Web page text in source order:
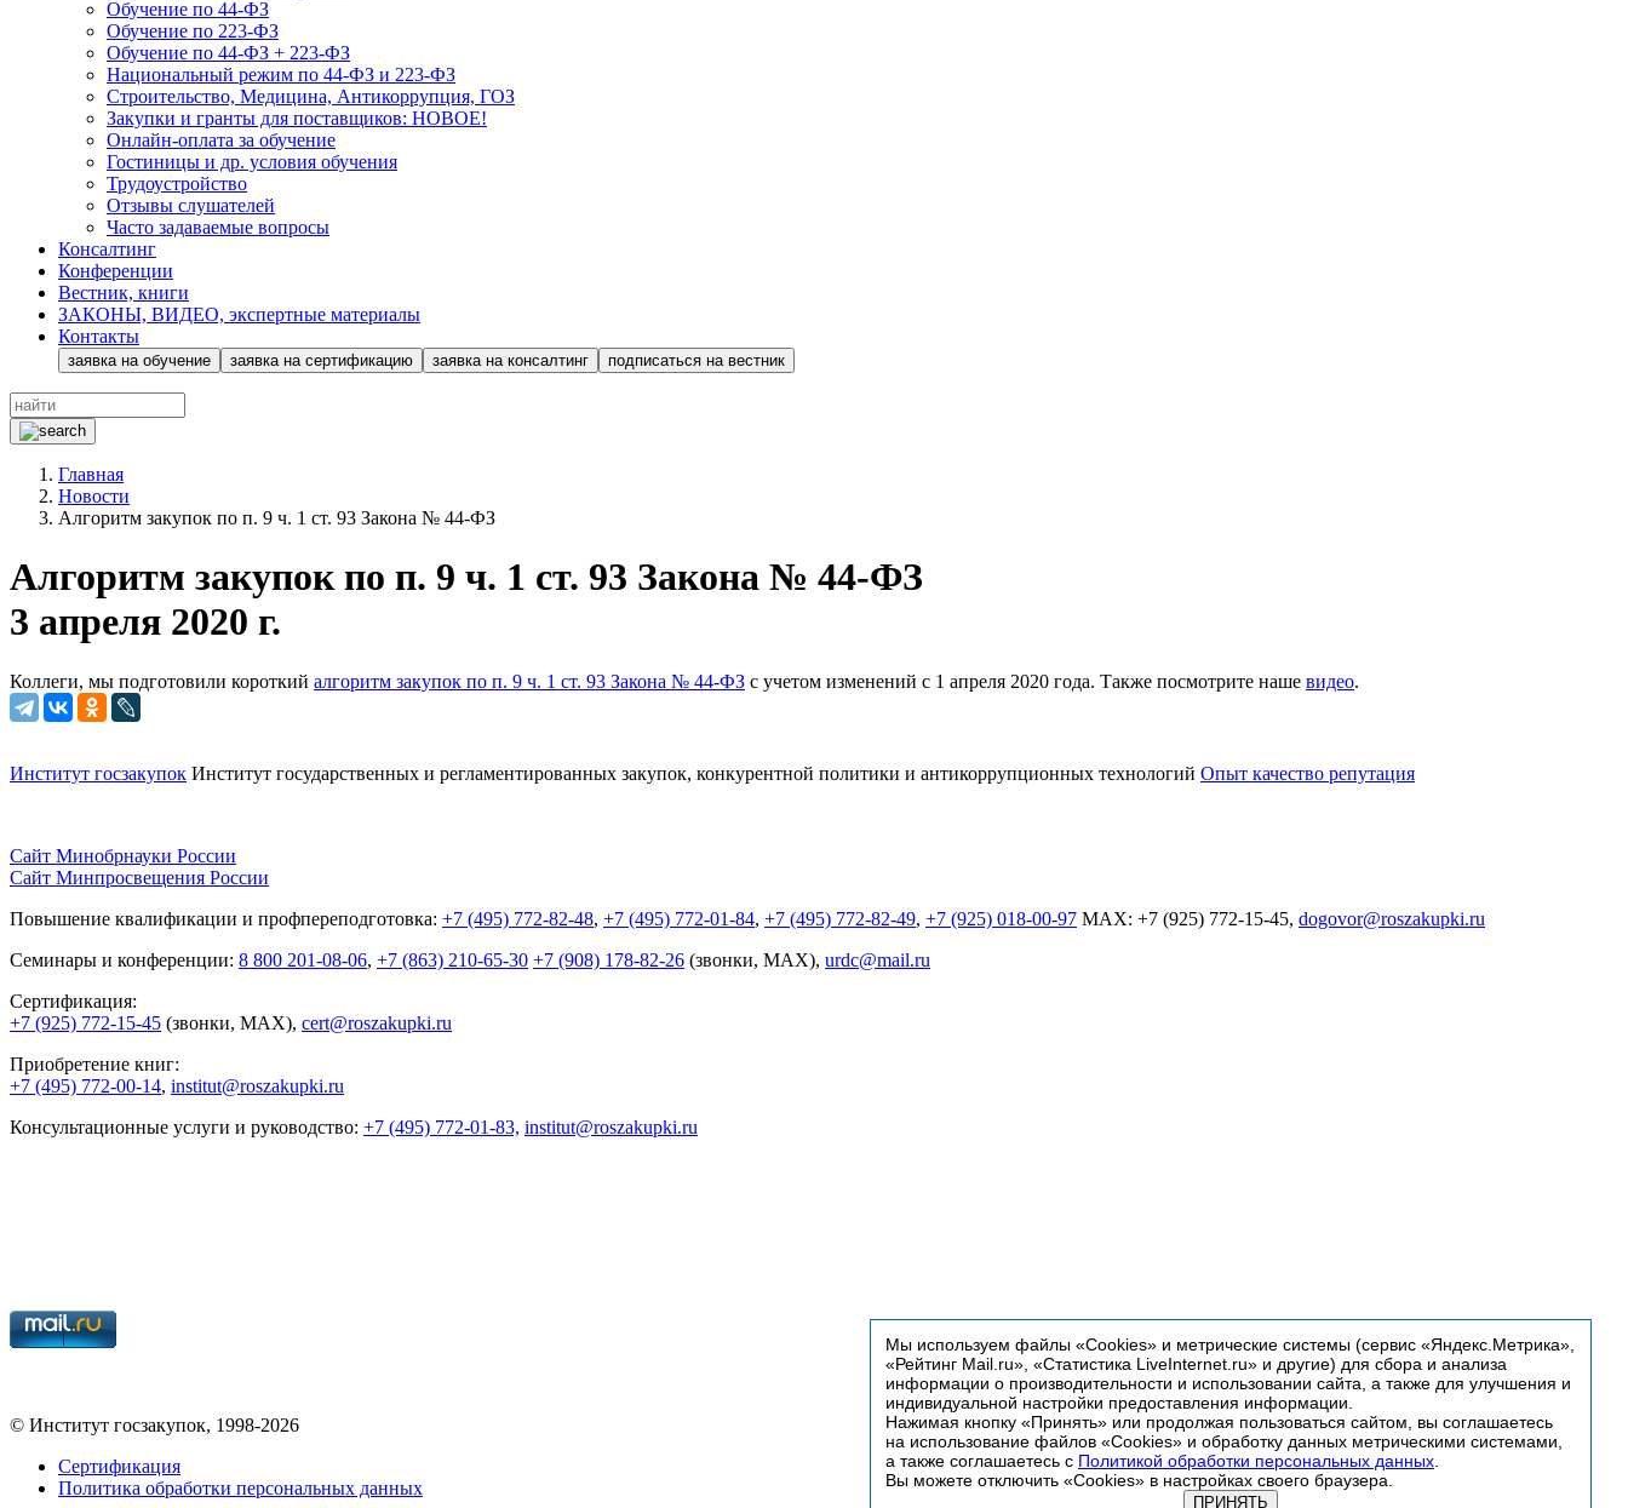
Обучение по 44-ФЗ
Обучение по 223-ФЗ
Обучение по 44-ФЗ + 223-ФЗ
Национальный режим по 44-ФЗ и 223-ФЗ
Строительство, Медицина, Антикоррупция, ГОЗ
Закупки и гранты для поставщиков: НОВОЕ!
Онлайн-оплата за обучение
Гостиницы и др. условия обучения
Трудоустройство
Отзывы слушателей
Часто задаваемые вопросы
Консалтинг
Конференции
Вестник, книги
ЗАКОНЫ, ВИДЕО, экспертные материалы
Контакты
заявка на обучение заявка на сертификацию заявка на консалтинг подписаться на вестник
Главная
Новости
Алгоритм закупок по п. 9 ч. 1 ст. 93 Закона № 44-ФЗ
Алгоритм закупок по п. 9 ч. 1 ст. 93 Закона № 44-ФЗ
3 апреля 2020 г.
Коллеги, мы подготовили короткий алгоритм закупок по п. 9 ч. 1 ст. 93 Закона № 44-ФЗ с учетом изменений с 1 апреля 2020 года. Также посмотрите наше видео.
Институт госзакупок Институт государственных и регламентированных закупок, конкурентной политики и антикоррупционных технологий Опыт качество репутация
Сайт Минобрнауки России
Сайт Минпросвещения России
Повышение квалификации и профпереподготовка: +7 (495) 772-82-48, +7 (495) 772-01-84, +7 (495) 772-82-49, +7 (925) 018-00-97 MAX: +7 (925) 772-15-45, dogovor@roszakupki.ru
Семинары и конференции: 8 800 201-08-06, +7 (863) 210-65-30 +7 (908) 178-82-26 (звонки, MAX), urdc@mail.ru
Сертификация:
+7 (925) 772-15-45 (звонки, MAX), cert@roszakupki.ru
Приобретение книг:
+7 (495) 772-00-14, institut@roszakupki.ru
Консультационные услуги и руководство: +7 (495) 772-01-83, institut@roszakupki.ru
© Институт госзакупок, 1998-2026
Сертификация
Политика обработки персональных данных
Мы используем файлы «Cookies» и метрические системы (сервис «Яндекс.Метрика»,
«Рейтинг Mail.ru», «Статистика LiveInternet.ru» и другие) для сбора и анализа
информации о производительности и использовании сайта, а также для улучшения и
индивидуальной настройки предоставления информации.
Нажимая кнопку «Принять» или продолжая пользоваться сайтом, вы соглашаетесь
на использование файлов «Cookies» и обработку данных метрическими системами,
а также соглашаетесь с Политикой обработки персональных данных
Вы можете отключить «Cookies» в настройках своего браузера.
ПРИНЯТЬ